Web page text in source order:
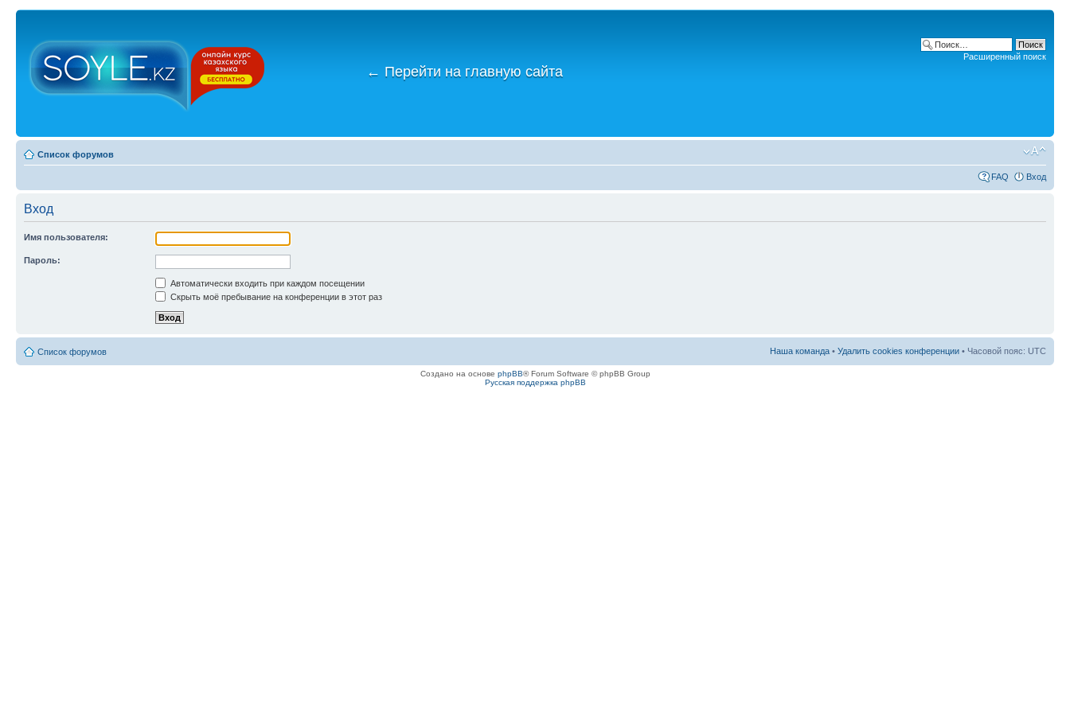
← Перейти на главную сайта
Расширенный поиск
Список форумов
FAQ Вход
Вход
Имя пользователя:
Пароль:
Автоматически входить при каждом посещении
Скрыть моё пребывание на конференции в этот раз
Список форумов Наша команда • Удалить cookies конференции • Часовой пояс: UTC
Создано на основе phpBB® Forum Software © phpBB Group
Русская поддержка phpBB